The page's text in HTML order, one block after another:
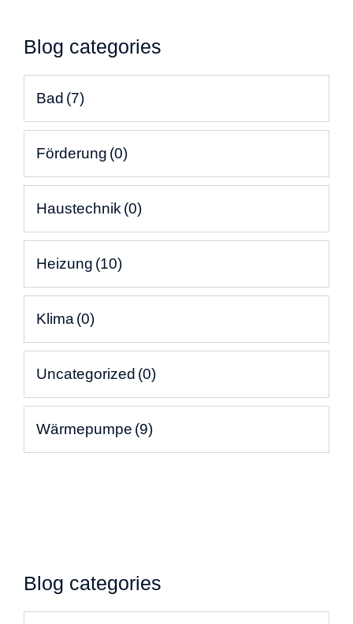
Blog categories
Bad (7)
Förderung (0)
Haustechnik (0)
Heizung (10)
Klima (0)
Uncategorized (0)
Wärmepumpe (9)
Blog categories